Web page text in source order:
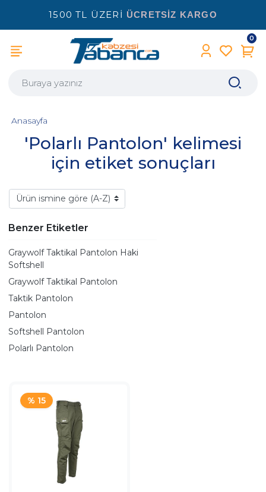
1500 TL ÜZERİ ÜCRETSİZ KARGO
0
'Polarlı Pantolon' kelimesi
için etiket sonuçları
Anasayfa
Benzer Etiketler
Graywolf Taktikal Pantolon Haki
Softshell
Graywolf Taktikal Pantolon
Taktik Pantolon
Pantolon
Softshell Pantolon
Polarlı Pantolon
% 15